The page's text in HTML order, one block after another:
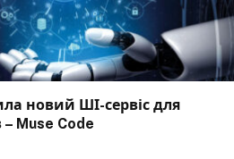
новий ШІ-сервіс для
– Muse Code